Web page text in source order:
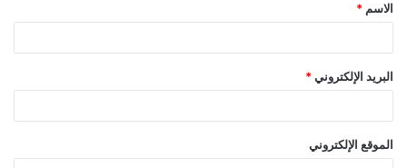
*
الاسم *
البريد الإلكتروني *
الموقع الإلكتروني